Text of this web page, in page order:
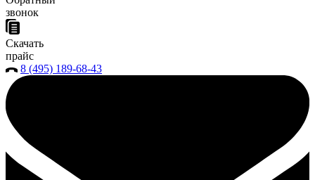
звонок
Скачать
прайс
8 (495) 189-68-43